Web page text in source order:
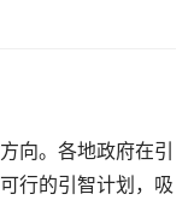
向。各地政府在引
行的引智计划，吸